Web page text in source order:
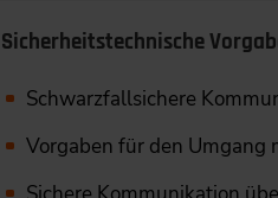
Sicherheitstechnische
Schwarzfallsichere
Vorgaben für den Umgang